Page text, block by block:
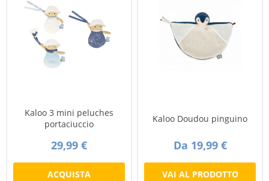
Kaloo 3 mini peluches
portaciuccio
29,99 €
ACQUISTA
Kaloo Doudou pinguino
Da 19,99 €
VAI AL PRODOTTO